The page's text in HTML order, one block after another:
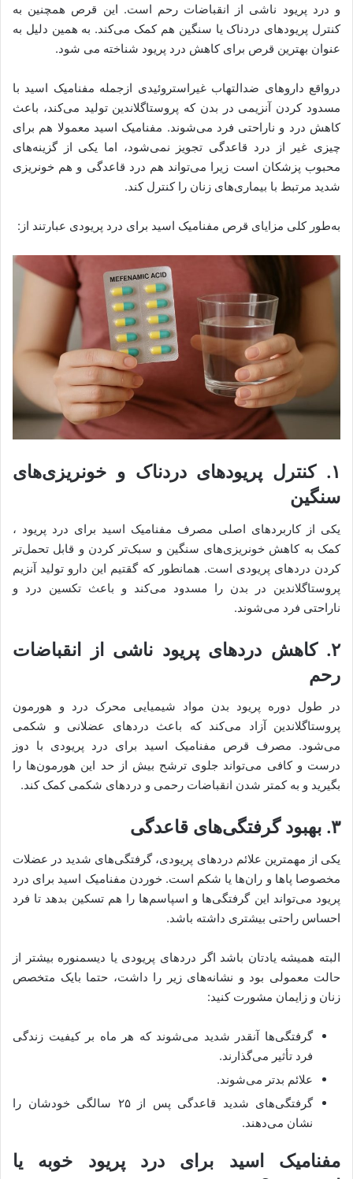
و درد پریود ناشی از انقباضات رحم است. این قرص همچنین به
کنترل پریودهای دردناک یا سنگین هم کمک می‌کند. به همین دلیل به
عنوان بهترین قرص برای کاهش درد پریود شناخته می شود.
درواقع داروهای ضدالتهاب غیراستروئیدی ازجمله مفنامیک اسید با
مسدود کردن آنزیمی در بدن که پروستاگلاندین تولید می‌کند، باعث
کاهش درد و ناراحتی فرد می‌شوند. مفنامیک اسید معمولا هم برای
چیزی غیر از درد قاعدگی تجویز نمی‌شود، اما یکی از گزینه‌های
محبوب پزشکان است زیرا می‌تواند هم درد قاعدگی و هم خونریزی
شدید مرتبط با بیماری‌های زنان را کنترل کند.
به‌طور کلی مزایای قرص مفنامیک اسید برای درد پریودی عبارتند از:
۱. کنترل پریودهای دردناک و خونریزی‌های
سنگین
یکی از کاربردهای اصلی مصرف مفنامیک اسید برای درد پریود ،
کمک به کاهش خونریزی‌های سنگین و سبک‌تر کردن و قابل تحمل‌تر
کردن دردهای پریودی است. همانطور که گقتیم این دارو تولید آنزیم
پروستاگلاندین در بدن را مسدود می‌کند و باعث تکسین درد و
ناراحتی فرد می‌شوند.
۲. کاهش دردهای پریود ناشی از انقباضات
رحم
در طول دوره پریود بدن مواد شیمیایی محرک درد و هورمون
پروستاگلاندین آزاد می‌کند که باعث دردهای عضلانی و شکمی
می‌شود. مصرف قرص مفنامیک اسید برای درد پریودی با دوز
درست و کافی می‌تواند جلوی ترشح بیش از حد این هورمون‌ها را
بگیرید و به کمتر شدن انقباضات رحمی و دردهای شکمی کمک کند.
۳. بهبود گرفتگی‌های قاعدگی
یکی از مهمترین علائم دردهای پریودی، گرفتگی‌های شدید در عضلات
مخصوصا پاها و ران‌ها یا شکم است. خوردن مفنامیک اسید برای درد
پریود می‌تواند این گرفتگی‌ها و اسپاسم‌ها را هم تسکین بدهد تا فرد
احساس راحتی بیشتری داشته باشد.
البته همیشه یادتان باشد اگر دردهای پریودی یا دیسمنوره بیشتر از
حالت معمولی بود و نشانه‌های زیر را داشت، حتما بایک متخصص
زنان و زایمان مشورت کنید:
گرفتگی‌ها آنقدر شدید می‌شوند که هر ماه بر کیفیت زندگی
فرد تأثیر می‌گذارند.
علائم بدتر می‌شوند.
گرفتگی‌های شدید قاعدگی پس از ۲۵ سالگی خودشان را
نشان می‌دهند.
مفنامیک اسید برای درد پریود خوبه یا